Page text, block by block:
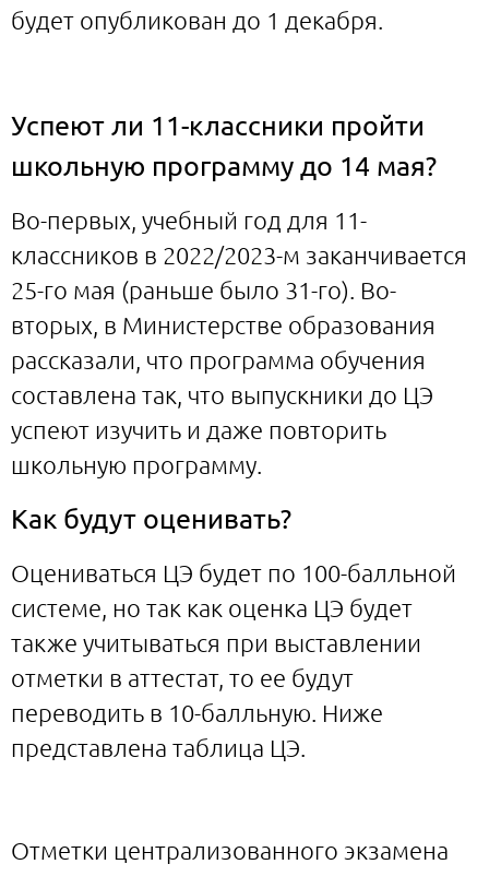
будет опубликован до 1 декабря.
Успеют ли 11-классники пройти
школьную программу до 14 мая?
Во-первых, учебный год для 11-
классников в 2022/2023-м заканчивается
25-го мая (раньше было 31-го). Во-
вторых, в Министерстве образования
рассказали, что программа обучения
составлена так, что выпускники до ЦЭ
успеют изучить и даже повторить
школьную программу.
Как будут оценивать?
Оцениваться ЦЭ будет по 100-балльной
системе, но так как оценка ЦЭ будет
также учитываться при выставлении
отметки в аттестат, то ее будут
переводить в 10-балльную. Ниже
представлена таблица ЦЭ.
Отметки централизованного экзамена